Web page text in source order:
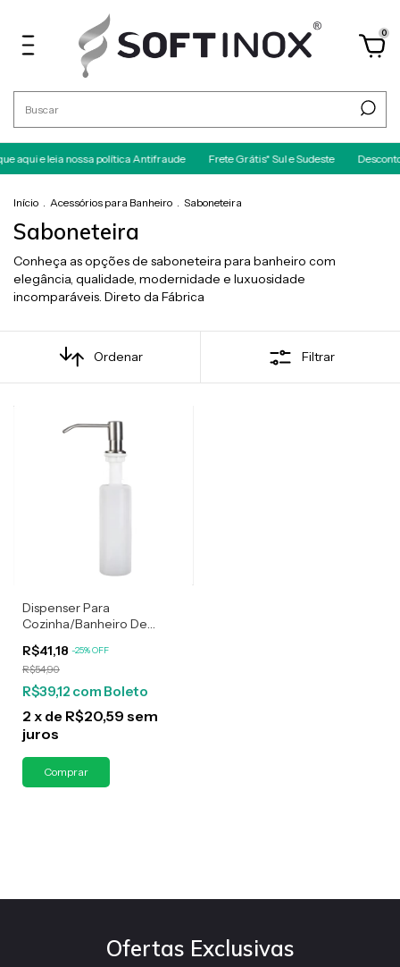
0
aqui e leia nossa política Antifraude Frete Grátis* Sul e Sudeste
Início Acessórios para Banheiro Saboneteira
Saboneteira
Conheça as opções de saboneteira para banheiro com
elegância, qualidade, modernidade e luxuosidade
incomparáveis. Direto da Fábrica
Ordenar Filtrar
Dispenser Para
Cozinha/Banheiro De
R$41,18 -25%OFF
R$54,90
R$39,12 com Boleto
2 x de R$20,59 sem
juros
Ofertas Exclusivas